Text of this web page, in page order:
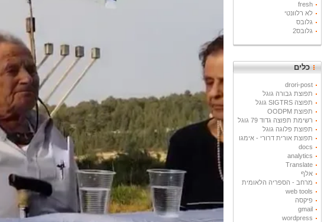
fresh
לא רלוונטי
גלובס
גלובס2
כלים
drori-post
תפוצת גבורה גוגל
תפוצה SIGTRS גוגל
תפוצת OODPM
רשימת תפוצה גדוד 79 גוגל
תפוצת פלוגה גוגל
תפוצת אורית דרורי - אימגו
docs
analytics
Translate
אלף
מרחב - הספריה הלאומית
web tools
פיקסה
gmail
wordpress